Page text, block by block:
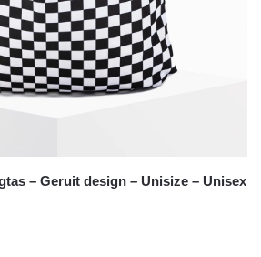
– Geruit design – Unisize – Unisex